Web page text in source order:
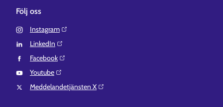
Följ oss
Instagram⁠
LinkedIn⁠
Facebook⁠
Youtube⁠
Meddelandetjänsten X⁠